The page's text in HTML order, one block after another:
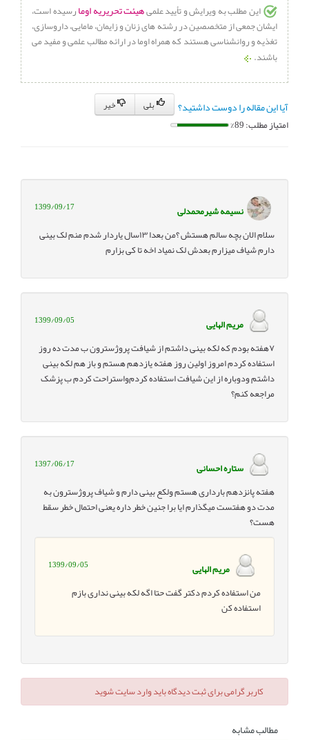
این مطلب به ویرایش و تأیید علمیهیئت تحریریه اومارسیده است،
ایشان جمعی از متخصصین در رشته های زنان و زایمان، مامایی، داروسازی،
تغذیه و روانشناسی هستند که همراه اوما در ارائه مطالب علمی و مفید می
باشند.
آیا این مقاله را دوست داشتید؟
امتیاز مطلب: 89%
نسیمه شیرمحمدلی 1399/09/17
سلام الان بچه سالم هستش ؟من بعدا ۱۳سال یاردار شدم منم لک بینی
دارم شیاف میزارم بعدش لک نمیاد اخه تا کی بزارم
مریم الهایی 1399/09/05
۷هفته بودم که لکه بینی داشتم از شیافت پروژسترون ب مدت ده روز
استفاده کردم امروز اولین روز هفته یازدهم هستم و باز هم لکه بینی
داشتم ودوباره از این شیافت استفاده کردم‌واستراحت کردم ب پزشک
مراجعه کنم؟
ستاره احسانی 1397/06/17
هفته پانزدهم بارداری هستم ولکع بینی دارم و شیاف پروژسترون به
مدت دو هفتست میگذارم ایا برا جنین خطر داره یعنی احتمال خطر سقط
هست؟
مریم الهایی 1399/09/05
من استفاده کردم دکتر گفت حتا اگه لکه بینی نداری بازم
استفاده کن
کاربر گرامی برای ثبت دیدگاه باید وارد سایت شوید
مطالب مشابه